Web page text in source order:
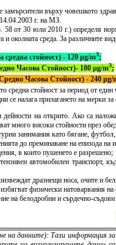
върху човешкото
г. на МЗ.
от 30 юли 2010 г.) определя
и околната среда. За различните
стойност) - 120 µg/m3;
Часова Стойност)- 180 µg/m3;
Часова Стойност) - 240 µg/
средна стойност за период от един
се налага прилагането на мерки
дейности на открито. Ако са
много високи стойности през
занимания като бягане,
до преминаване на епизода на
в които пушенето е разрешено;
автомобилен транспорт,
дразнещи носа, очите и
физически натоварвания
на белодробни и сърдечно-
на данните): Тази информация